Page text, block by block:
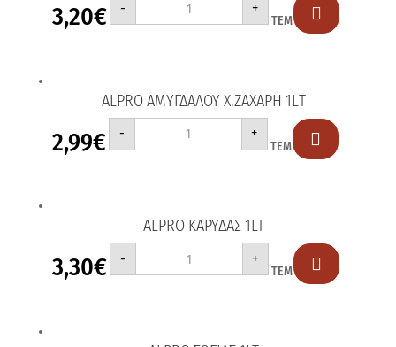
3,20€ -
ΑΜΥΓΔΑΛΟΥ
1LT
+
ΤΕΜ 
ALPRO ΑΜΥΓΔΑΛΟΥ Χ.ΖΑΧΑΡΗ 1LΤ
2,99€ -
ALPRO
ΑΜΥΓΔΑΛΟΥ
Χ.ΖΑΧΑΡΗ
+
ΤΕΜ 
ALPRO ΚΑΡΥΔΑΣ 1LT
3,30€ -
ALPRO
1LT
+
ΤΕΜ 